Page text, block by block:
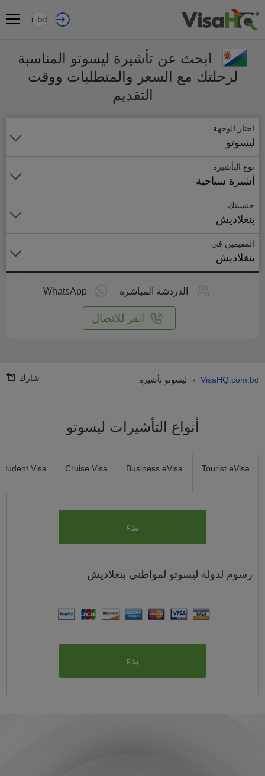
ar-bd
ابحث عن تأشيرة ليسوتو المناسبة
لرحلتك مع السعر والمتطلبات ووقت
التقديم
اختار الوجهة
ليسوتو
نوع التأشيرة
أشيرة سياحية
جنسيتك
بنغلاديش
المقيمين في
بنغلاديش
الدردشة المباشرة WhatsApp
انقر للاتصال
VisaHQ.com.bd
› ليسوتو تأشيرة شارك
أنواع التأشيرات ليسوتو
Tourist eVisa
Business eVisa
Cruise Visa
Student Visa
بدء
رسوم لدولة ليسوتو لمواطني بنغلاديش
بدء